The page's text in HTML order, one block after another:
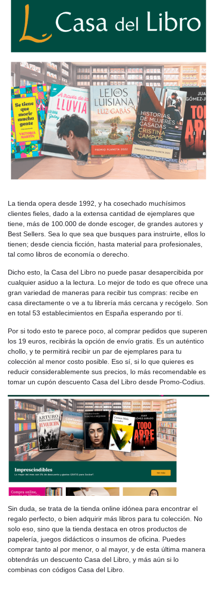
La tienda opera desde 1992, y ha cosechado muchísimos
clientes fieles, dado a la extensa cantidad de ejemplares que
tiene, más de 100.000 de donde escoger, de grandes autores y
Best Sellers. Sea lo que sea que busques para instruirte, ellos lo
tienen; desde ciencia ficción, hasta material para profesionales,
tal como libros de economía o derecho.
Dicho esto, la Casa del Libro no puede pasar desapercibida por
cualquier asiduo a la lectura. Lo mejor de todo es que ofrece una
gran variedad de maneras para recibir tus compras: recibe en
casa directamente o ve a tu librería más cercana y recógelo. Son
en total 53 establecimientos en España esperando por tí.
Por si todo esto te parece poco, al comprar pedidos que superen
los 19 euros, recibirás la opción de envío gratis. Es un auténtico
chollo, y te permitirá recibir un par de ejemplares para tu
colección al menor costo posible. Eso sí, si lo que quieres es
reducir considerablemente sus precios, lo más recomendable es
tomar un cupón descuento Casa del Libro desde Promo-Codius.
Sin duda, se trata de la tienda online idónea para encontrar el
regalo perfecto, o bien adquirir más libros para tu colección. No
solo eso, sino que la tienda destaca en otros productos de
papelería, juegos didácticos o insumos de oficina. Puedes
comprar tanto al por menor, o al mayor, y de esta última manera
obtendrás un descuento Casa del Libro, y más aún si lo
combinas con códigos Casa del Libro.